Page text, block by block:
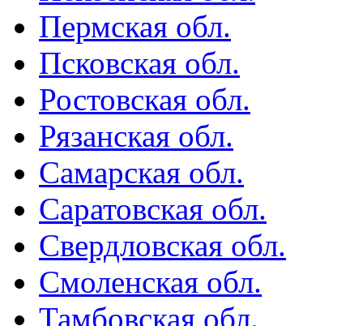
Пермская обл.
Псковская обл.
Ростовская обл.
Рязанская обл.
Самарская обл.
Саратовская обл.
Свердловская обл.
Смоленская обл.
Тамбовская обл.